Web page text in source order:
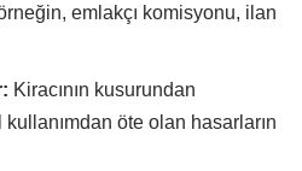
emlakçı komisyonu, ilan
Kiracının kusurundan
öte olan hasarların